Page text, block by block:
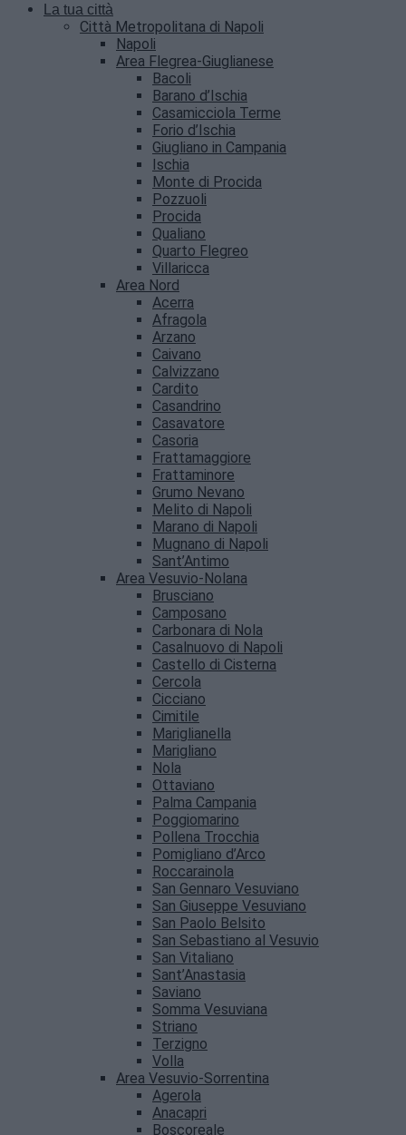
La tua città
Città Metropolitana di Napoli
Napoli
Area Flegrea-Giuglianese
Bacoli
Barano d’Ischia
Casamicciola Terme
Forio d’Ischia
Giugliano in Campania
Ischia
Monte di Procida
Pozzuoli
Procida
Qualiano
Quarto Flegreo
Villaricca
Area Nord
Acerra
Afragola
Arzano
Caivano
Calvizzano
Cardito
Casandrino
Casavatore
Casoria
Frattamaggiore
Frattaminore
Grumo Nevano
Melito di Napoli
Marano di Napoli
Mugnano di Napoli
Sant’Antimo
Area Vesuvio-Nolana
Brusciano
Camposano
Carbonara di Nola
Casalnuovo di Napoli
Castello di Cisterna
Cercola
Cicciano
Cimitile
Mariglianella
Marigliano
Nola
Ottaviano
Palma Campania
Poggiomarino
Pollena Trocchia
Pomigliano d’Arco
Roccarainola
San Gennaro Vesuviano
San Giuseppe Vesuviano
San Paolo Belsito
San Sebastiano al Vesuvio
San Vitaliano
Sant’Anastasia
Saviano
Somma Vesuviana
Striano
Terzigno
Volla
Area Vesuvio-Sorrentina
Agerola
Anacapri
Boscoreale